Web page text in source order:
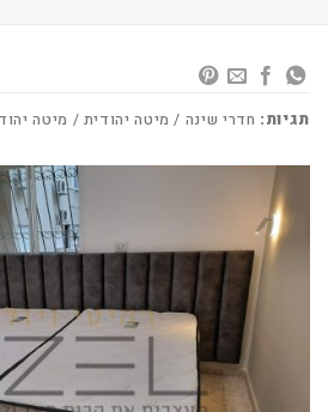
תגיות: חדרי שינה / מיטה יהודית / מיטה